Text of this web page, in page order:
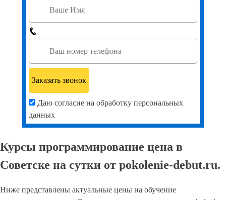
Даю согласие на обработку персональных
данных
Курсы программирование цена в
Советске на сутки от pokolenie-debut.ru.
Ниже представлены актуальные цены на обучение